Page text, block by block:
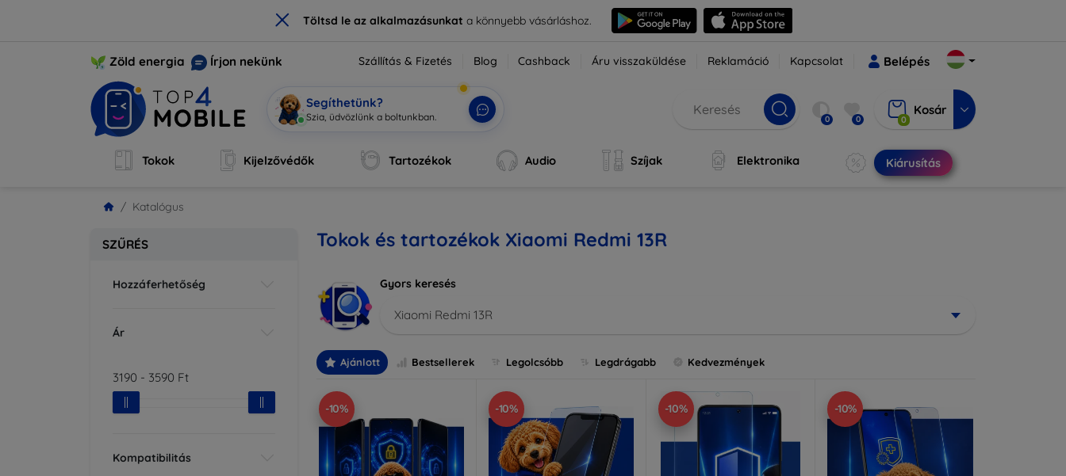
× Töltsd le az alkalmazásunkata könnyebb vásárláshoz.
Zöld energia Írjon nekünk Szállítás & Fizetés Blog Cashback Áru visszaküldése Reklamáció Kapcsolat Belépés
Segíthetünk?
| 0 0 0
Kosár
Tokok Kijelzővédők Tartozékok Audio Szíjak Elektronika Kiárusítás
Katalógus
SZŰRÉS
Hozzáferhetőség
Ár
3190 - 3590 Ft
Kompatibilitás
Tokok és tartozékok Xiaomi Redmi 13R
Gyors keresés
Xiaomi Redmi 13R
Ajánlott Bestsellerek Legolcsóbb Legdrágabb Kedvezmények
-10% -10% -10% -10%